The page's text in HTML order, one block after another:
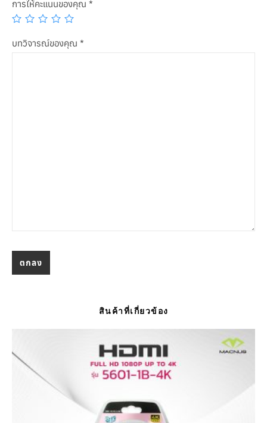
การให้คะแนนของคุณ *
บทวิจารณ์ของคุณ *
สินค้าที่เกี่ยวข้อง